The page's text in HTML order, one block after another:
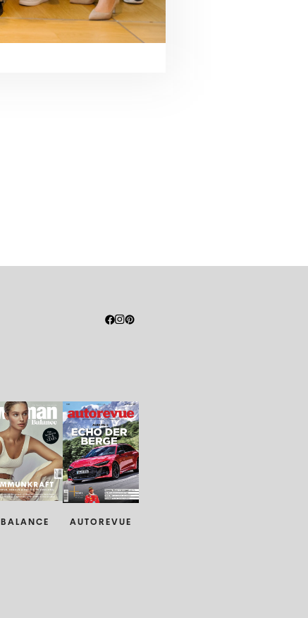
BALANCE AUTOREVUE